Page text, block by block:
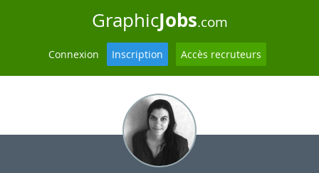
GraphicJobs.com
Connexion Inscription Accès recruteurs